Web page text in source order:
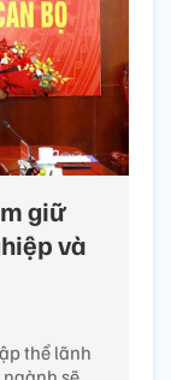
giữ
và
thể lãnh